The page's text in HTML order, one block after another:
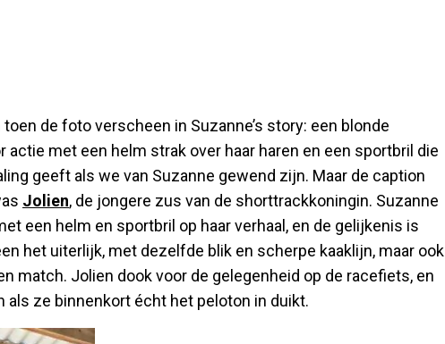
de foto verscheen in Suzanne’s story: een blonde
actie met een helm strak over haar haren en een sportbril die
geeft als we van Suzanne gewend zijn. Maar de caption
Jolien, de jongere zus van de shorttrackkoningin. Suzanne
een helm en sportbril op haar verhaal, en de gelijkenis is
het uiterlijk, met dezelfde blik en scherpe kaaklijn, maar ook
match. Jolien dook voor de gelegenheid op de racefiets, en
als ze binnenkort écht het peloton in duikt.